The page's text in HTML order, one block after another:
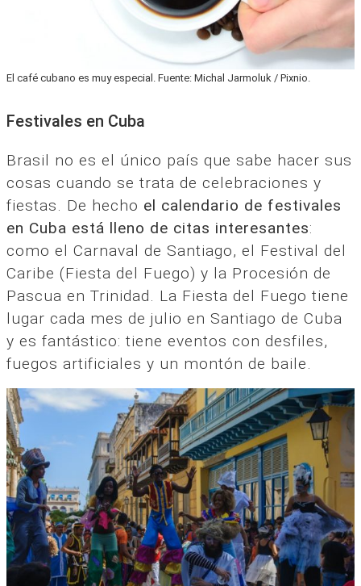
El café cubano es muy especial. Fuente: Michal Jarmoluk / Pixnio.
Festivales en Cuba
Brasil no es el único país que sabe hacer sus
cosas cuando se trata de celebraciones y
fiestas. De hecho el calendario de festivales
en Cuba está lleno de citas interesantes:
como el Carnaval de Santiago, el Festival del
Caribe (Fiesta del Fuego) y la Procesión de
Pascua en Trinidad. La Fiesta del Fuego tiene
lugar cada mes de julio en Santiago de Cuba
y es fantástico: tiene eventos con desfiles,
fuegos artificiales y un montón de baile.